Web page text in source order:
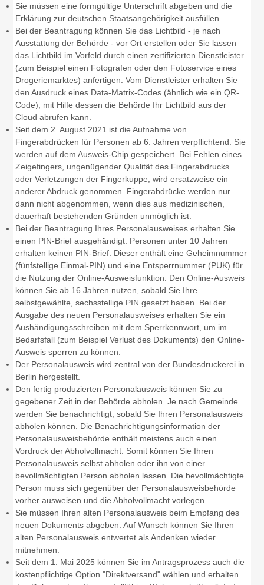
Sie müssen eine formgültige Unterschrift abgeben und die
Erklärung zur deutschen Staatsangehörigkeit ausfüllen.
Bei der Beantragung können Siedas Lichtbild - je nach
Ausstattung der Behörde - vor Ort erstellen oder Sie lassen
das Lichtbild im Vorfeld durch einen zertifizierten Dienstleister
(zum Beispiel einen Fotografen oder den Fotoservice eines
Drogeriemarktes) anfertigen. Vom Dienstleister erhalten Sie
den Ausdruck eines Data-Matrix-Codes (ähnlich wie ein QR-
Code), mit Hilfe dessen die Behörde Ihr Lichtbild aus der
Cloud abrufen kann.
Seit dem 2. August 2021 ist die Aufnahme von
Fingerabdrücken für Personen ab 6. Jahren verpflichtend. Sie
werden auf dem Ausweis-Chip gespeichert. Bei Fehlen eines
Zeigefingers, ungenügender Qualität des Fingerabdrucks
oder Verletzungen der Fingerkuppe, wird ersatzweise ein
anderer Abdruck genommen. Fingerabdrücke werden nur
dann nicht abgenommen, wenn dies aus medizinischen,
dauerhaft bestehenden Gründen unmöglich ist.
Bei der Beantragung Ihres Personalausweises erhalten Sie
einen PIN-Briefausgehändigt. Personen unter 10 Jahren
erhalten keinen PIN-Brief. Dieser enthält eine Geheimnummer
(fünfstellige Einmal-PIN) und eine Entsperrnummer (PUK) für
die Nutzung der Online-Ausweisfunktion.
Den Online-Ausweis
können Sie ab 16 Jahren nutzen, sobald Sie Ihre
selbstgewählte, sechsstellige PIN gesetzt haben.
Bei der
Ausgabe des neuen Personalausweises erhalten Sie ein
Aushändigungsschreiben mit dem Sperrkennwort, um im
Bedarfsfall (zum Beispiel Verlust des Dokuments) den Online-
Ausweis sperren zu können
Der Personalausweis wird zentral von der Bundesdruckerei in
Berlin hergestellt.
Den fertig produzierten Personalausweis können Sie zu
gegebener Zeit in der Behörde abholen. Je nach Gemeinde
werden Sie benachrichtigt, sobald Sie Ihren Personalausweis
abholen können. Die Benachrichtigungsinformation der
Personalausweisbehörde enthält meistens auch einen
Vordruck der Abholvollmacht. Somit können Sie Ihren
Personalausweis selbst abholen oder ihn von einer
bevollmächtigten Person abholen lassen. Die bevollmächtigte
Person muss sich gegenüber der Personalausweisbehörde
vorher ausweisen und die Abholvollmacht vorlegen.
Sie müssen Ihren alten Personalausweis beim Empfang des
neuen Dokuments abgeben. Auf Wunsch können Sie Ihren
alten Personalausweis entwertet als Andenken wieder
mitnehmen.
Seit dem 1. Mai 2025 können Sie im Antragsprozess auch die
kostenpflichtige Option "Direktversand" wählen und erhalten